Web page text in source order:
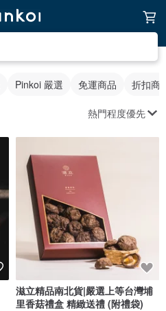
Pinkoi 嚴選 免運商品 折扣商
熱門程度優先
滋立精品南北貨|嚴選上等台灣埔
里香菇禮盒 精緻送禮 (附禮袋)